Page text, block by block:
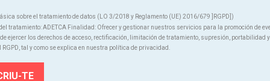
Teatre!
de primera mano la actividad cultural de los teatros de
sobre el tratamiento de datos (LO 3/2018 y Reglamento (UE) 2016/679 ]RGPD])
tratamiento: ADETCA Finalidad: Ofrecer y gestionar nuestros servicios para la promoción de
ejercer los derechos de acceso, rectificación, limitación de tratamiento, supresión, portabilidad y
RGPD, tal y como se explica en nuestra política de privacidad.